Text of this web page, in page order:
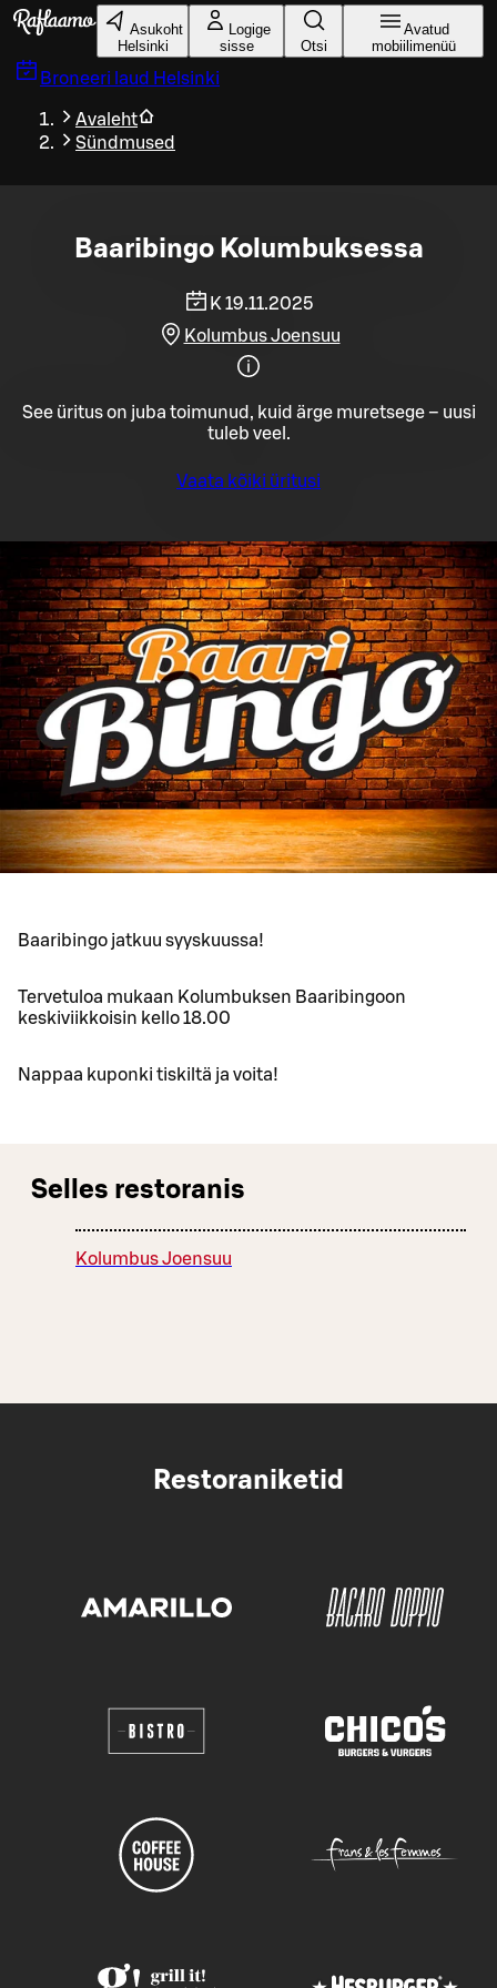
Liigu peamise sisu juurde
Asukoht
Helsinki
Logige
sisse
Otsi
Avatud
mobiilimenüü
Broneeri laud Helsinki
Avaleht
Sündmused
Baaribingo Kolumbuksessa
K 19.11.2025
Kolumbus Joensuu
See üritus on juba toimunud, kuid ärge muretsege – uusi
tuleb veel.
Vaata kõiki üritusi
Baaribingo jatkuu syyskuussa!
Tervetuloa mukaan Kolumbuksen Baaribingoon
keskiviikkoisin kello 18.00
Nappaa kuponki tiskiltä ja voita!
Selles restoranis
Kolumbus Joensuu
Restoraniketid